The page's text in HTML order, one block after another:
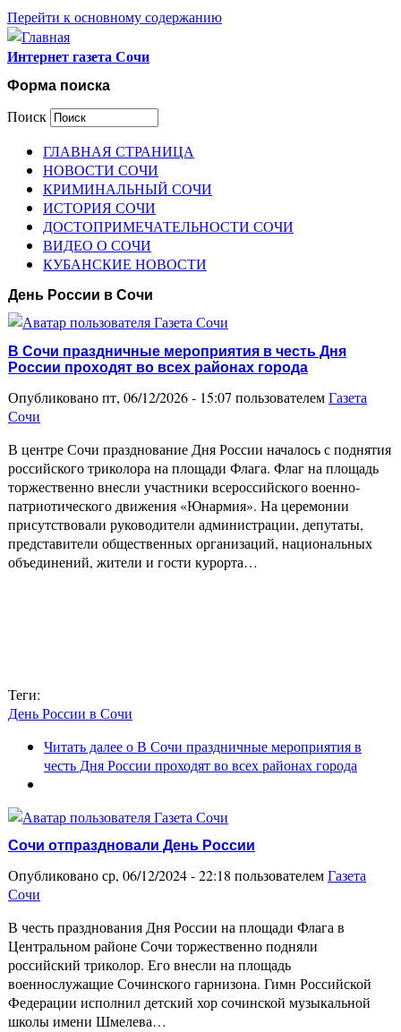
Перейти к основному содержанию
Интернет газета Сочи
Форма поиска
Поиск
ГЛАВНАЯ СТРАНИЦА
НОВОСТИ СОЧИ
КРИМИНАЛЬНЫЙ СОЧИ
ИСТОРИЯ СОЧИ
ДОСТОПРИМЕЧАТЕЛЬНОСТИ СОЧИ
ВИДЕО О СОЧИ
КУБАНСКИЕ НОВОСТИ
День России в Сочи
В Сочи праздничные мероприятия в честь Дня
России проходят во всех районах города
Опубликовано пт, 06/12/2026 - 15:07 пользователемГазета
Сочи
В центре Сочи празднование Дня России началось с поднятия
российского триколора на площади Флага. Флаг на площадь
торжественно внесли участники всероссийского военно-
патриотического движения «Юнармия». На церемонии
присутствовали руководители администрации, депутаты,
представители общественных организаций, национальных
объединений, жители и гости курорта…
Теги:
День России в Сочи
Читать далеео В Сочи праздничные мероприятия в
честь Дня России проходят во всех районах города
Сочи отпраздновали День России
Опубликовано ср, 06/12/2024 - 22:18 пользователемГазета
Сочи
В честь празднования Дня России на площади Флага в
Центральном районе Сочи торжественно подняли
российский триколор. Его внесли на площадь
военнослужащие Сочинского гарнизона. Гимн Российской
Федерации исполнил детский хор сочинской музыкальной
школы имени Шмелева…